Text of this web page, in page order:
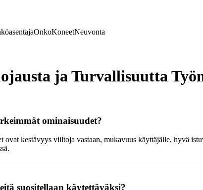
OnkoKoneetNeuvonta
ja Turvallisuutta
ominaisuudet?
ovat kestävyys viiltoja vastaan, mukavuus käyttäjälle, hyvä
suositellaan käytettäväksi?